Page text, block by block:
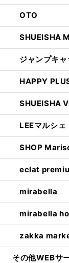
OTO
SHUEISHA
ジャンプキ
HAPPY
SHUEISHA
LEEマルシェ
SHOP
eclat
mirabella
mirabella
zakka
その他WEBサ